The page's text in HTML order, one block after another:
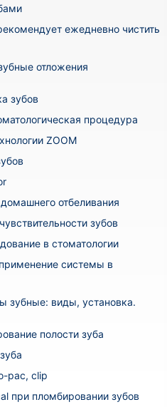
ежедневно чистить
отложения
зубов
процедура
ZOOM
отбеливания
зубов
в стоматологии
системы в
зубные: виды, установка.
полости зуба
pac, clip
при пломбировании зубов